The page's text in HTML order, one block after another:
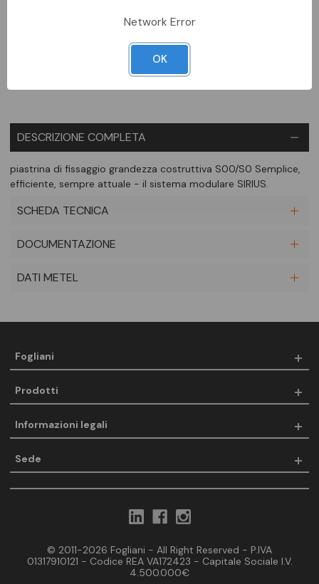
Aggiungi alla comparazione
DESCRIZIONE COMPLETA
piastrina di fissaggio grandezza costruttiva S00/S0 Semplice,
efficiente, sempre attuale - il sistema modulare SIRIUS.
SCHEDA TECNICA
DOCUMENTAZIONE
DATI METEL
Fogliani
Prodotti
Informazioni legali
Sede
© 2011-2026 Fogliani - All Right Reserved - P.IVA
01317910121 - Codice REA VA172423 - Capitale Sociale I.V.
4.500.000€
Network Error
OK